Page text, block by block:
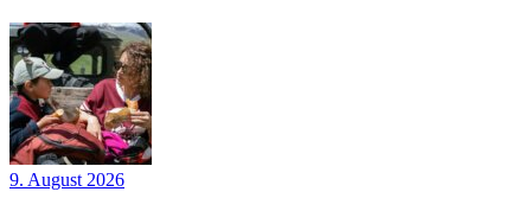
9. August 2026